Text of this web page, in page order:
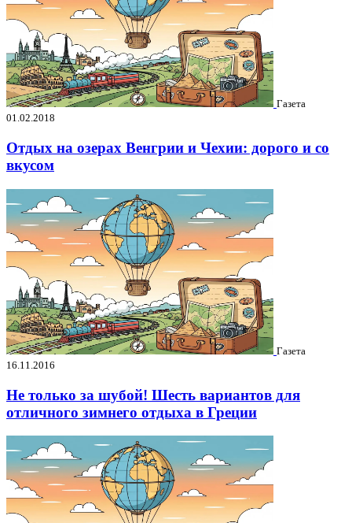
Газета
01.02.2018
Отдых на озерах Венгрии и Чехии: дорого и со
вкусом
Газета
16.11.2016
Не только за шубой! Шесть вариантов для
отличного зимнего отдыха в Греции